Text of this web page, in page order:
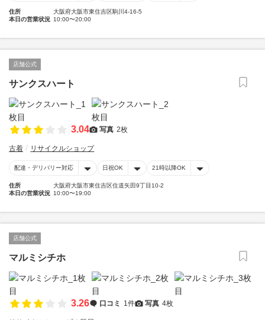
住所
大阪府大阪市東住吉区駒川4-16-5
本日の営業状況 10:00〜20:00
店舗公式
サンクスハート
3.04 写真 2枚
古着 リサイクルショップ
配達・デリバリー対応 日祝OK 21時以降OK
住所
大阪府大阪市東住吉区住道矢田9丁目10-2
本日の営業状況 10:00〜19:00
店舗公式
マルミシチホ
3.26 口コミ 1件 写真 4枚